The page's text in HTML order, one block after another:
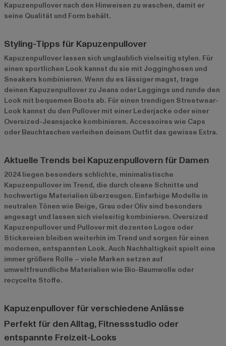
Kapuzenpullover nach den Hinweisen zu waschen, damit er
seine Qualität und Form behält.
Styling-Tipps für Kapuzenpullover
Kapuzenpullover lassen sich unglaublich vielseitig stylen. Für
einen sportlichen Look kannst du sie mit Jogginghosen und
Sneakers kombinieren. Wenn du es lässiger magst, trage
deinen Kapuzenpullover zu Jeans oder Leggings und runde den
Look mit bequemen Boots ab. Für einen trendigen Streetwear-
Look kannst du den Pullover mit einer Lederjacke oder einer
Oversized-Jeansjacke kombinieren. Accessoires wie Caps
oder Bauchtaschen verleihen deinem Outfit das gewisse Extra.
Aktuelle Trends bei Kapuzenpullovern für Damen
2024 liegen besonders schlichte, minimalistische
Kapuzenpullover im Trend, die durch cleane Schnitte und
hochwertige Materialien überzeugen. Einfarbige Modelle in
neutralen Tönen wie Beige, Grau oder Oliv sind besonders
angesagt und lassen sich vielseitig kombinieren. Oversized
Kapuzenpullover und Pullover mit dezenten Logos oder
Stickereien bleiben weiterhin im Trend und sorgen für einen
modernen, entspannten Look. Auch Nachhaltigkeit spielt eine
immer größere Rolle – viele Marken setzen auf
umweltfreundliche Materialien wie Bio-Baumwolle oder
recycelte Stoffe.
Kapuzenpullover für verschiedene Anlässe
Perfekt für den Alltag, Fitnessstudio oder
entspannte Freizeit-Looks